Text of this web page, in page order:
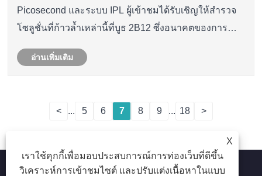
Picosecond และระบบ IPL ผู้เข้าชมได้รับเชิญให้สำรวจ
โซลูชั่นที่ก้าวล้ำเหล่านี้ที่บูธ 2B12 ซึ่งอนาคตของการ
รูปแบบ
อ่านเพิ่มเติม
< ... 5 6 7 8 9 ... 18 >
X
เราใช้คุกกี้เพื่อมอบประสบการณ์การท่องเว็บที่ดีขึ้น
วิเคราะห์การเข้าชมไซต์ และปรับแต่งเนื้อหาในแบบ